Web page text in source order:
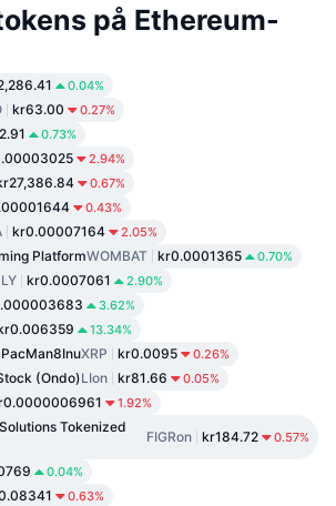
på Ethereum-
0.04%
kr63.00 0.27%
0.73%
2.94%
0.67%
0.43%
kr0.00007164 2.05%
PlatformWOMBAT kr0.0001365 0.70%
kr0.0007061 2.90%
3.62%
13.34%
XRP kr0.0095 0.26%
(Ondo)LIon kr81.66 0.05%
1.92%
Tokenized
FIGRon kr184.72 0.57%
0.04%
0.63%